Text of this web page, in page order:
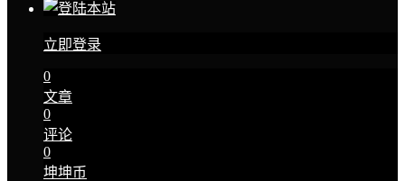
立即登录
0
文章
0
评论
0
坤坤币